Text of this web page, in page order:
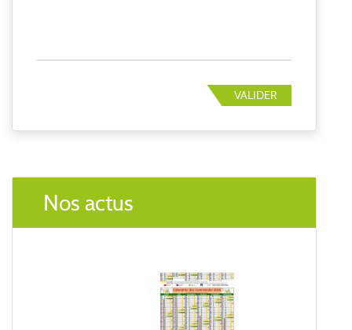
VALIDER
Nos actus